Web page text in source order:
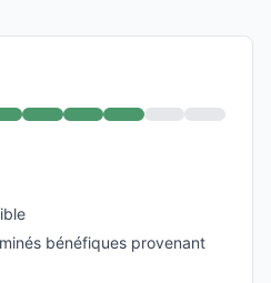
bénéfiques provenant